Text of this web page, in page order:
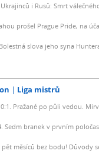
i Rusů: Smrt
prošel Prague Pride, na
slova jeho syna
Liga mistrů
Pražané po půli vedou.
Sedm branek v prvním
měsíců bez bodu! Důvody